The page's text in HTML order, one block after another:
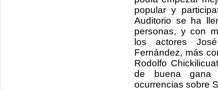
popular y
Auditorio se ha
personas, y con
los actores
Fernández, más
Rodolfo
de buena
ocurrencias sobre